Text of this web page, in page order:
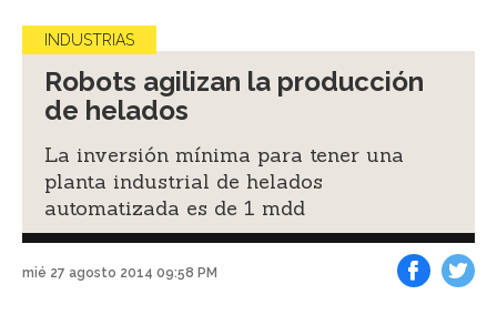
INDUSTRIAS
Robots agilizan la producción
de helados
La inversión mínima para tener una
planta industrial de helados
automatizada es de 1 mdd
mié 27 agosto 2014 09:58 PM